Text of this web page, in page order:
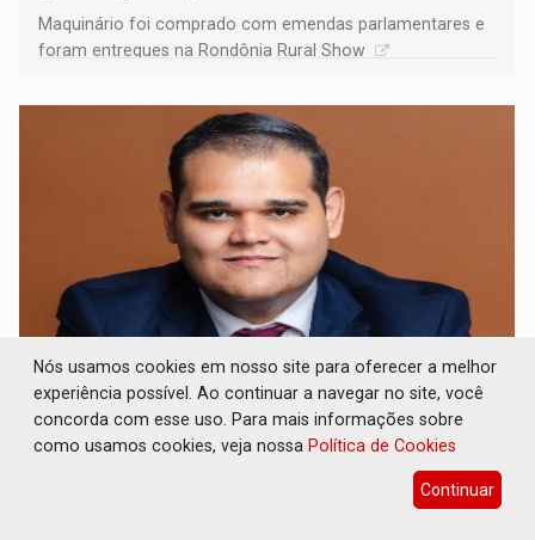
Maquinário foi comprado com emendas parlamentares e
foram entregues na Rondônia Rural Show
ARTIGO: Reter até 50% no distrato
imobiliário é legal, mas não pode ser
automático
Nós usamos cookies em nosso site para oferecer a melhor
experiência possível. Ao continuar a navegar no site, você
concorda com esse uso. Para mais informações sobre
como usamos cookies, veja nossa Política de Cookies
Continuar